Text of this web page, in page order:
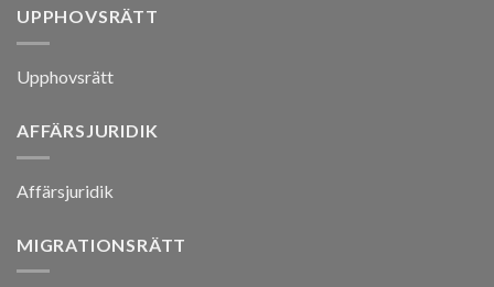
UPPHOVSRÄTT
Upphovsrätt
AFFÄRSJURIDIK
Affärsjuridik
MIGRATIONSRÄTT